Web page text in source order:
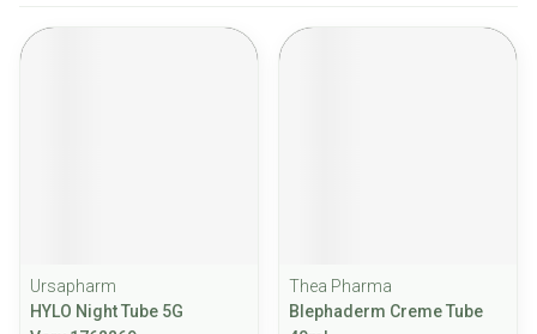
Ursapharm
HYLO Night Tube 5G
Thea Pharma
Blephaderm Creme Tube